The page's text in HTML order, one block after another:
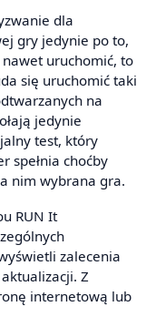
dla
gry jedynie po to,
uruchomić, to
się uruchomić taki
na
jedynie
test, który
spełnia choćby
nim wybrana gra.
RUN It
zalecenia
Z
internetową lub